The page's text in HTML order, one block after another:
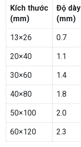
Kích thước
(mm)
Độ dày
(mm)
13×26 0.7
20×40 1.1
30×60 1.4
40×80 1.8
50×100 2.0
60×120 2.3